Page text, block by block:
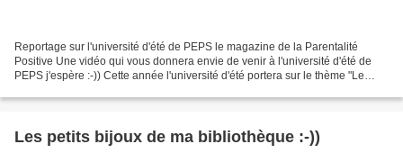
Reportage sur l'université d'été de PEPS le magazine de la Parentalité
Positive Une vidéo qui vous donnera envie de venir à l'université d'été de
PEPS j'espère :-)) Cette année l'université d'été portera sur le thème "Le
Les petits bijoux de ma bibliothèque :-))